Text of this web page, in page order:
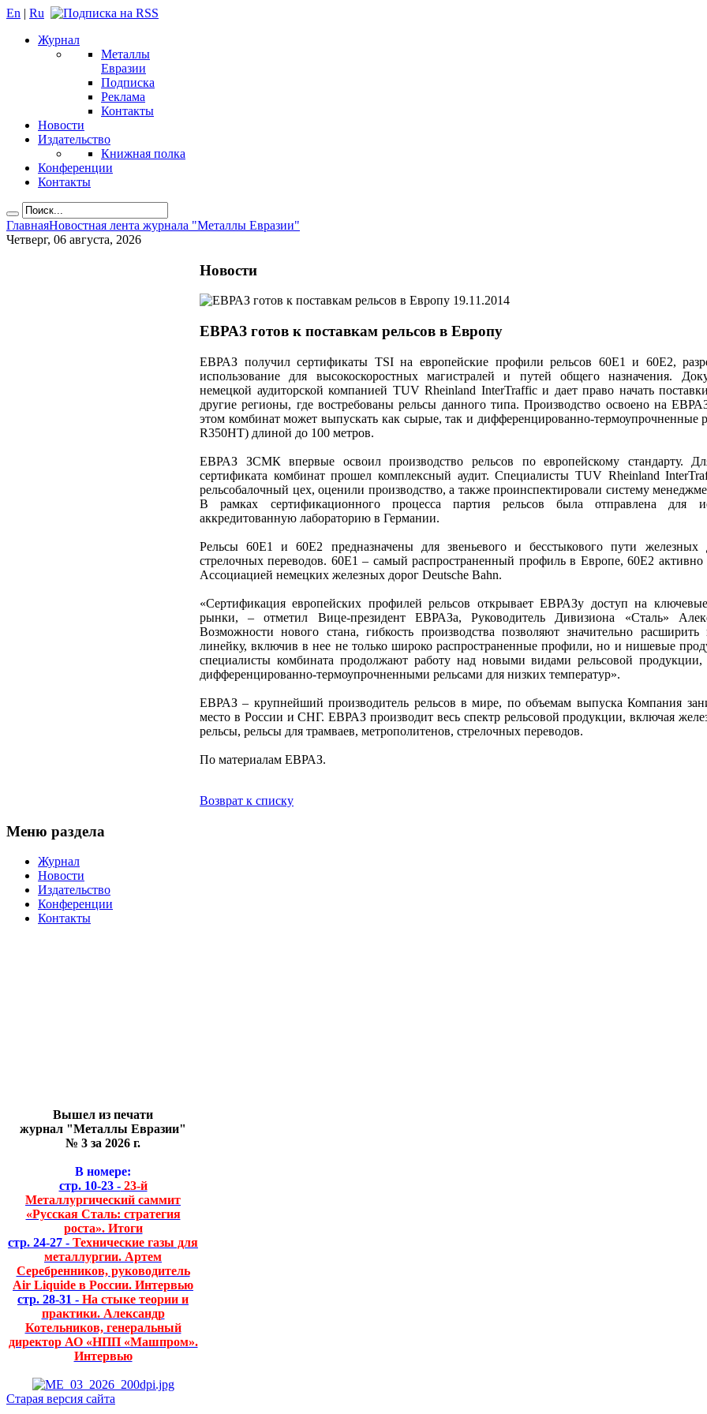
En | Ru
Журнал
Металлы
Евразии
Подписка
Реклама
Контакты
Новости
Издательство
Книжная полка
Конференции
Контакты
ГлавнаяНовостная лента журнала "Металлы Евразии"
Четверг, 06 августа, 2026
Новости
19.11.2014
ЕВРАЗ готов к поставкам рельсов в Европу
ЕВРАЗ получил сертификаты ТSI на европейские профили рельсов 60E1 и 60E2,
использование для высокоскоростных магистралей и путей общего назначения.
немецкой аудиторской компанией TUV Rheinland InterTraffic и дает право начать
другие регионы, где востребованы рельсы данного типа. Производство освоено на
этом комбинат может выпускать как сырые, так и дифференцированно-термоупрочненные
R350HT) длиной до 100 метров.
ЕВРАЗ ЗСМК впервые освоил производство рельсов по европейскому стандарту.
сертификата комбинат прошел комплексный аудит. Специалисты TUV Rheinland
рельсобалочный цех, оценили производство, а также проинспектировали систему
В рамках сертификационного процесса партия рельсов была отправлена для
аккредитованную лабораторию в Германии.
Рельсы 60E1 и 60E2 предназначены для звеньевого и бесстыкового пути
стрелочных переводов. 60E1 – самый распространенный профиль в Европе, 60E2 активно
Ассоциацией немецких железных дорог Deutsche Bahn.
«Сертификация европейских профилей рельсов открывает ЕВРАЗу доступ на
рынки, – отметил Вице-президент ЕВРАЗа, Руководитель Дивизиона «Сталь»
Возможности нового стана, гибкость производства позволяют значительно расширить
линейку, включив в нее не только широко распространенные профили, но и нишевые
специалисты комбината продолжают работу над новыми видами рельсовой
дифференцированно-термоупрочненными рельсами для низких температур».
ЕВРАЗ – крупнейший производитель рельсов в мире, по объемам выпуска Компания
место в России и СНГ. ЕВРАЗ производит весь спектр рельсовой продукции, включая
рельсы, рельсы для трамваев, метрополитенов, стрелочных переводов.
По материалам ЕВРАЗ.
Возврат к списку
Меню раздела
Журнал
Новости
Издательство
Конференции
Контакты
Вышел из печати
журнал "Металлы Евразии"
№ 3 за 2026 г.
В номере:
стр. 10-23 -23-й
Металлургический саммит
«Русская Сталь: стратегия
роста». Итоги
стр. 24-27 - Технические газы для
металлургии. Артем
Серебренников, руководитель
Air Liquide в России. Интервью
стр. 28-31 - На стыке теории и
практики. Александр
Котельников, генеральный
директор АО «НПП «Машпром».
Интервью
Старая версия сайта